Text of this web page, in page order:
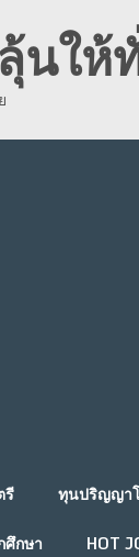
นให้
ทุนปริญญา
ศึกษา HOT